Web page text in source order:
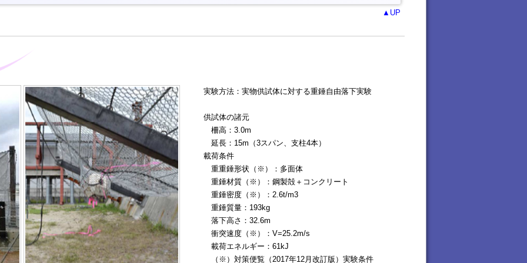
▲UP
実験方法：実物供試体に対する重錘自由落下実験
供試体の諸元
柵高：3.0m
延長：15m（3スパン、支柱4本）
載荷条件
重重錘形状（※）：多面体
重錘材質（※）：鋼製殻＋コンクリート
重錘密度（※）：2.6t/m3
重錘質量：193kg
落下高さ：32.6m
衝突速度（※）：V=25.2m/s
載荷エネルギー：61kJ
（※）対策便覧（2017年12月改訂版）実験条件